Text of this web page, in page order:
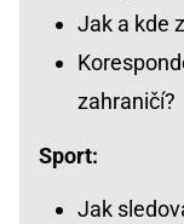
Jak a kde
zahraničí?
Sport:
Jak